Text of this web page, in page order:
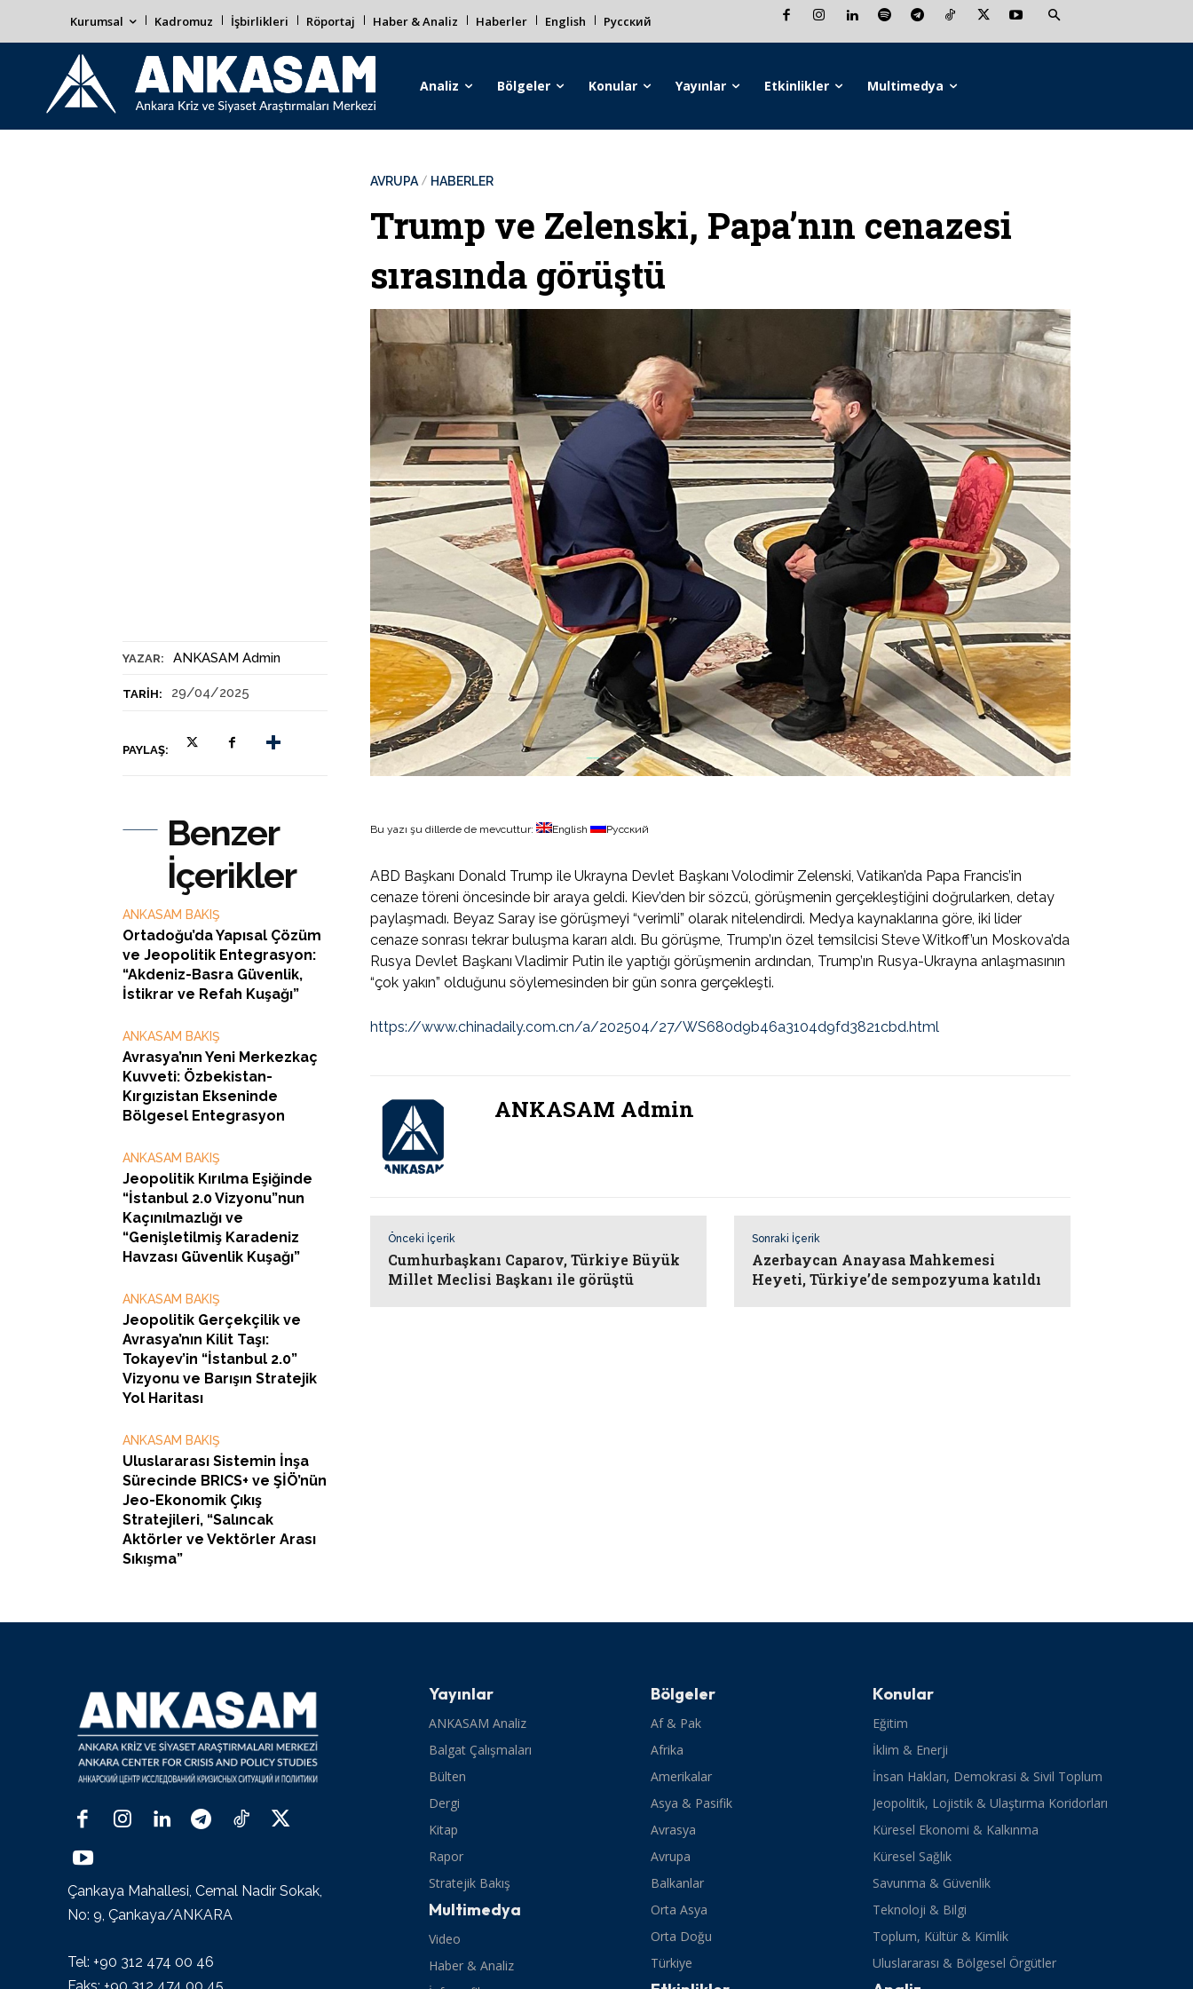
Kurumsal Kadromuz İşbirlikleri Röportaj Haber & Analiz Haberler English Русский
Analiz Bölgeler Konular Yayınlar Etkinlikler Multimedya
YAZAR: ANKASAM Admin
TARIH: 29/04/2025
PAYLAŞ:
AVRUPA HABERLER
Trump ve Zelenski, Papa’nın cenazesi
sırasında görüştü
Benzer
İçerikler
ANKASAM BAKIŞ
Ortadoğu’da Yapısal Çözüm
ve Jeopolitik Entegrasyon:
“Akdeniz-Basra Güvenlik,
İstikrar ve Refah Kuşağı”
ANKASAM BAKIŞ
Avrasya’nın Yeni Merkezkaç
Kuvveti: Özbekistan-
Kırgızistan Ekseninde
Bölgesel Entegrasyon
ANKASAM BAKIŞ
Jeopolitik Kırılma Eşiğinde
“İstanbul 2.0 Vizyonu”nun
Kaçınılmazlığı ve
“Genişletilmiş Karadeniz
Havzası Güvenlik Kuşağı”
ANKASAM BAKIŞ
Jeopolitik Gerçekçilik ve
Avrasya’nın Kilit Taşı:
Tokayev’in “İstanbul 2.0”
Vizyonu ve Barışın Stratejik
Yol Haritası
ANKASAM BAKIŞ
Uluslararası Sistemin İnşa
Sürecinde BRICS+ ve ŞİÖ’nün
Jeo-Ekonomik Çıkış
Stratejileri, “Salıncak
Aktörler ve Vektörler Arası
Sıkışma”
Bu yazı şu dillerde de mevcuttur: English Русский
ABD Başkanı Donald Trump ile Ukrayna Devlet Başkanı Volodimir Zelenski, Vatikan’da Papa Francis’in
cenaze töreni öncesinde bir araya geldi. Kiev’den bir sözcü, görüşmenin gerçekleştiğini doğrularken, detay
paylaşmadı. Beyaz Saray ise görüşmeyi “verimli” olarak nitelendirdi. Medya kaynaklarına göre, iki lider
cenaze sonrası tekrar buluşma kararı aldı. Bu görüşme, Trump’ın özel temsilcisi Steve Witkoff’un Moskova’da
Rusya Devlet Başkanı Vladimir Putin ile yaptığı görüşmenin ardından, Trump’ın Rusya-Ukrayna anlaşmasının
“çok yakın” olduğunu söylemesinden bir gün sonra gerçekleşti.
https://www.chinadaily.com.cn/a/202504/27/WS680d9b46a3104d9fd3821cbd.html
ANKASAM Admin
Önceki İçerik
Cumhurbaşkanı Caparov, Türkiye Büyük
Millet Meclisi Başkanı ile görüştü
Sonraki İçerik
Azerbaycan Anayasa Mahkemesi
Heyeti, Türkiye’de sempozyuma katıldı
Çankaya Mahallesi, Cemal Nadir Sokak,
No: 9, Çankaya/ANKARA
Tel: +90 312 474 00 46
Yayınlar
ANKASAM Analiz
Balgat Çalışmaları
Bülten
Dergi
Kitap
Rapor
Stratejik Bakış
Multimedya
Video
Haber & Analiz
Bölgeler
Af & Pak
Afrika
Amerikalar
Asya & Pasifik
Avrasya
Avrupa
Balkanlar
Orta Asya
Orta Doğu
Türkiye
Konular
Eğitim
İklim & Enerji
İnsan Hakları, Demokrasi & Sivil Toplum
Jeopolitik, Lojistik & Ulaştırma Koridorları
Küresel Ekonomi & Kalkınma
Küresel Sağlık
Savunma & Güvenlik
Teknoloji & Bilgi
Toplum, Kültür & Kimlik
Uluslararası & Bölgesel Örgütler